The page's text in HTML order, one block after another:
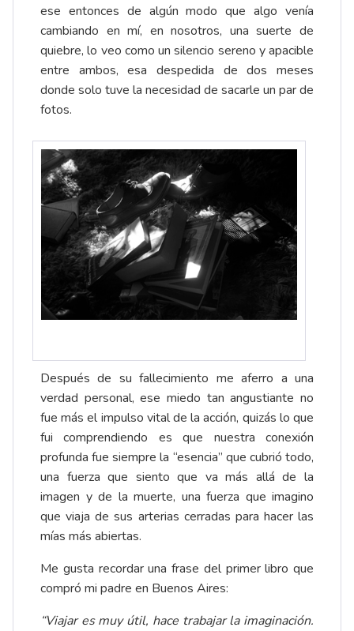
ese entonces de algún modo que algo venía
cambiando en mí, en nosotros, una suerte de
quiebre, lo veo como un silencio sereno y apacible
entre ambos, esa despedida de dos meses
donde solo tuve la necesidad de sacarle un par de
fotos.
Después de su fallecimiento me aferro a una
verdad personal, ese miedo tan angustiante no
fue más el impulso vital de la acción, quizás lo que
fui comprendiendo es que nuestra conexión
profunda fue siempre la “esencia” que cubrió todo,
una fuerza que siento que va más allá de la
imagen y de la muerte, una fuerza que imagino
que viaja de sus arterias cerradas para hacer las
mías más abiertas.
Me gusta recordar una frase del primer libro que
compró mi padre en Buenos Aires:
“Viajar es muy útil, hace trabajar la imaginación.